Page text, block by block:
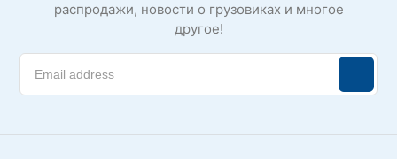
распродажи, новости о грузовиках и многое
другое!